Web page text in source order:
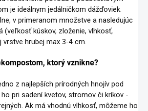
je ideálnym jedálničkom dážďoviek.
v primeranom množstve a nasledujúc
(veľkosť kúskov, zloženie, vlhkosť,
vrstve hrubej max 3-4 cm.
ktorý vznikne?
z najlepších prírodných hnojív pod
pri sadení kvetov, stromov či kríkov -
Ak má vhodnú vlhkosť, môžeme ho